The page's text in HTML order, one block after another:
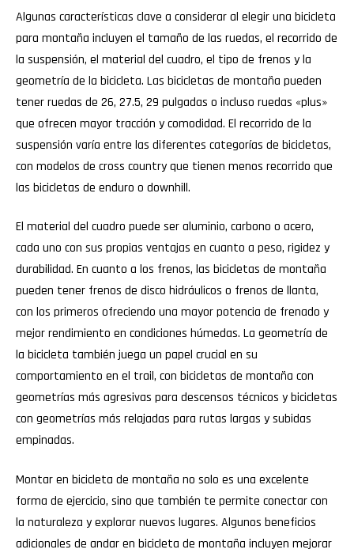
Algunas características clave a considerar al elegir una bicicleta
para montaña incluyen el tamaño de las ruedas, el recorrido de
la suspensión, el material del cuadro, el tipo de frenos y la
geometría de la bicicleta. Las bicicletas de montaña pueden
tener ruedas de 26, 27.5, 29 pulgadas o incluso ruedas «plus»
que ofrecen mayor tracción y comodidad. El recorrido de la
suspensión varía entre las diferentes categorías de bicicletas,
con modelos de cross country que tienen menos recorrido que
las bicicletas de enduro o downhill.
El material del cuadro puede ser aluminio, carbono o acero,
cada uno con sus propias ventajas en cuanto a peso, rigidez y
durabilidad. En cuanto a los frenos, las bicicletas de montaña
pueden tener frenos de disco hidráulicos o frenos de llanta,
con los primeros ofreciendo una mayor potencia de frenado y
mejor rendimiento en condiciones húmedas. La geometría de
la bicicleta también juega un papel crucial en su
comportamiento en el trail, con bicicletas de montaña con
geometrías más agresivas para descensos técnicos y bicicletas
con geometrías más relajadas para rutas largas y subidas
empinadas.
Montar en bicicleta de montaña no solo es una excelente
forma de ejercicio, sino que también te permite conectar con
la naturaleza y explorar nuevos lugares. Algunos beneficios
adicionales de andar en bicicleta de montaña incluyen mejorar